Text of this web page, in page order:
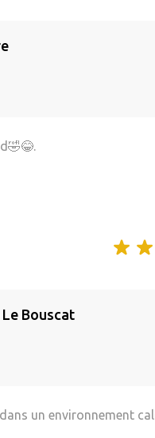
Bouscat
un environnement